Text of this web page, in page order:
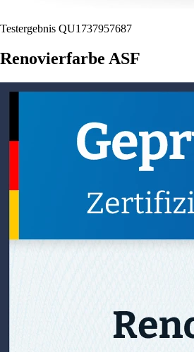
Testergebnis QU1737957687
Renovierfarbe ASF